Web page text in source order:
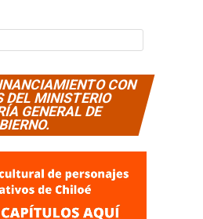
CON
DEL MINISTERIO
GENERAL DE